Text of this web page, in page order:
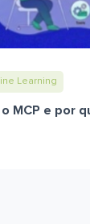
Learning
MCP e por